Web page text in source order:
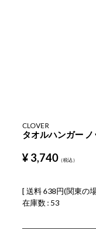
CLOVER
タオルハンガー ノ
¥3,740 税込
送料638円(関東の
在庫数
53